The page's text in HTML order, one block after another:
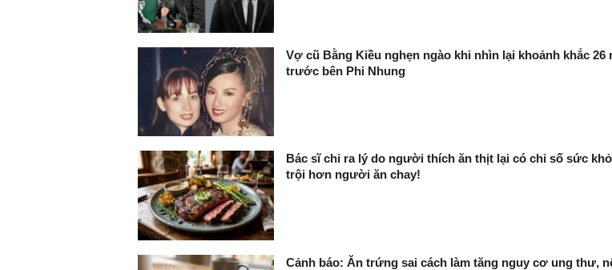
Vợ cũ Bằng Kiều nghẹn ngào khi nhìn lại khoảnh khắc 26
trước bên Phi Nhung
Bác sĩ chỉ ra lý do người thích ăn thịt lại có chỉ số sức
trội hơn người ăn chay!
Cảnh báo: Ăn trứng sai cách làm tăng nguy cơ ung thư,